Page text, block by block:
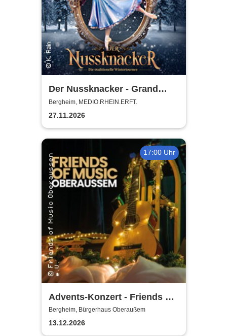
Der Nussknacker - Grand
Classic Ballet - Die
traditionelle Wintertournee
Bergheim, MEDIO.RHEIN.ERFT.
27.11.2026
17:00 Uhr
Advents-Konzert - Friends of
Music Oberaussem
Bergheim, Bürgerhaus Oberaußem
13.12.2026